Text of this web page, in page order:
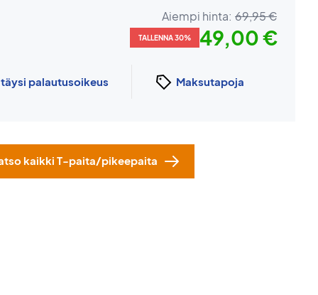
Aiempi hinta: 69,95 €
TALLENNA 30% 49,00 €
täysi palautusoikeus Maksutapoja
kaikki T-paita/pikeepaita